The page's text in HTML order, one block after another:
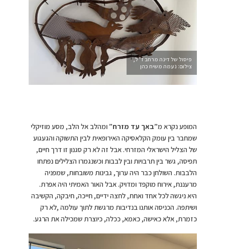
פיסול של דינה מרחב ז”ל,
צילום: נעמה משיח כהן
המופע נקרא מ”באך עד מזרח” ומהלב אל הלב, מסע מוזיקלי
שמחבר בין עומק הקלאסיקה האירופאית לבין התשוקה והגעגוע
של הצליל הישראלי המזרחי. אבל זה לא רק סגנון זו דרך חיים,
תפיסה, גשר בין תרבויות ובין לבבות וכשנגמרו הצלילים נפתחו
הלבבות. השולחן כבר היה ערוך, גבינות משובחות, שמפניה
מרעננת, אירוח מוקפד ומדויק. אבל האור האמיתי היה אפרת.
היא ניגשה לכל אחד ואחת, לחצה ידיים, חייכה, חיבקה, הקשיבה
ושיתפה. הכניסה אותנו בנדיבות מרגשת לתוך עולמה ,לא רק
כזמרת, אלא כאישה, כאמא, ככלה, כיוצרת שמכילה את הרגע.